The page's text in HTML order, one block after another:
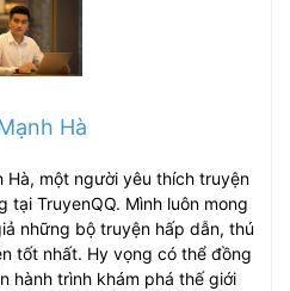
Hà
Hà, một người yêu thích truyện
tại TruyenQQ. Mình luôn mong
những bộ truyện hấp dẫn, thú
tốt nhất. Hy vọng có thể đồng
hành trình khám phá thế giới